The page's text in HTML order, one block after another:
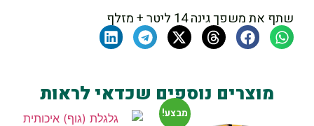
שתף את משפך גינה 14 ליטר + מזלף
מוצרים נוספים שכדאי לראות
מבצע!